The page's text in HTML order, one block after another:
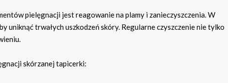
pielęgnacji jest reagowanie na plamy i zanieczyszczenia. W
uniknąć trwałych uszkodzeń skóry. Regularne czyszczenie nie tylko
skórzanej tapicerki: